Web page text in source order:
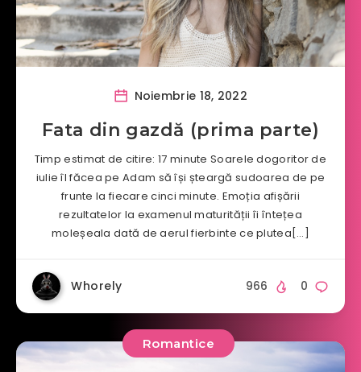
Noiembrie 18, 2022
Fata din gazdă (prima parte)
Timp estimat de citire: 17 minute Soarele dogoritor de
iulie îl făcea pe Adam să își șteargă sudoarea de pe
frunte la fiecare cinci minute. Emoția afișării
rezultatelor la examenul maturității îi întețea
moleșeala dată de aerul fierbinte ce plutea[…]
Whorely 0
966
Romantice